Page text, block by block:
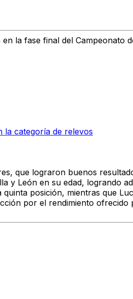
en la fase final del Campeonato
la categoría de relevos
que lograron buenos
y León en su edad, logrando
posición, mientras que
por el rendimiento